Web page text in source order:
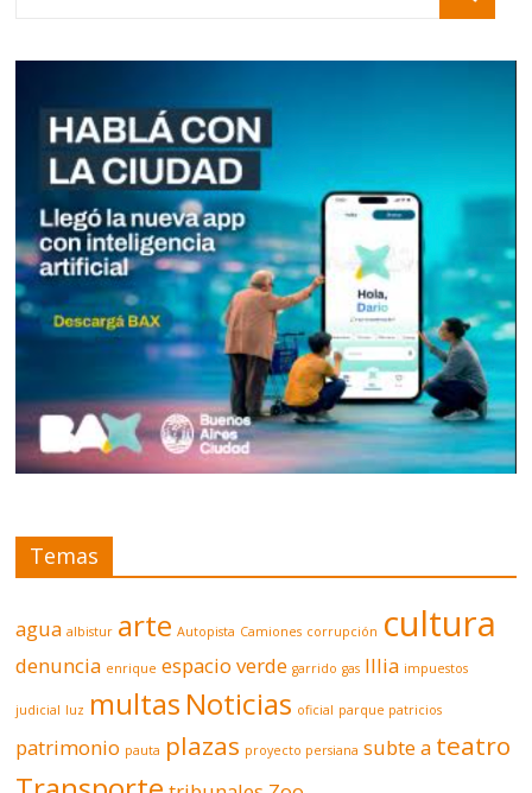
Temas
agua albistur arte Autopista Camiones corrupción cultura
denuncia enrique espacio verde garrido gas Illia impuestos
judicial luz multas Noticias oficial parque patricios
patrimonio pauta plazas proyecto persiana subte a teatro